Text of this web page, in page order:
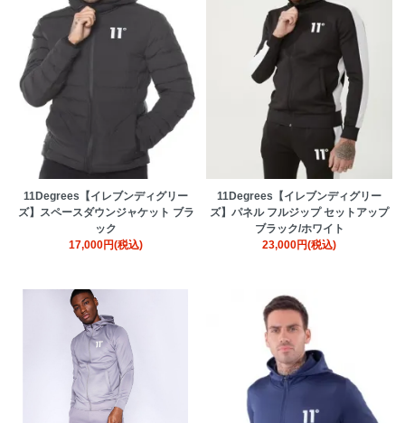
11Degrees【イレブンディグリー
ズ】スペースダウンジャケット ブラ
ック
17,000円(税込)
11Degrees【イレブンディグリー
ズ】パネル フルジップ セットアップ
ブラック/ホワイト
23,000円(税込)